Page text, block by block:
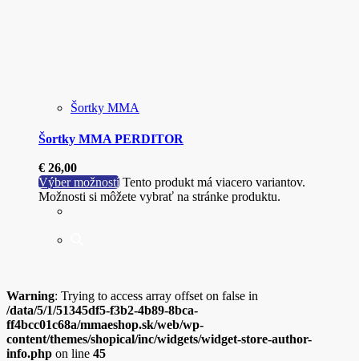
Šortky MMA
Šortky MMA PERDITOR
€ 26,00
Výber možností Tento produkt má viacero variantov.
Možnosti si môžete vybrať na stránke produktu.
Warning: Trying to access array offset on false in
/data/5/1/51345df5-f3b2-4b89-8bca-
ff4bcc01c68a/mmaeshop.sk/web/wp-
content/themes/shopical/inc/widgets/widget-store-author-
info.php on line 45